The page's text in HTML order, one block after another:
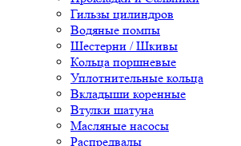
Гильзы цилиндров
Водяные помпы
Шестерни / Шкивы
Кольца поршневые
Уплотнительные кольца
Вкладыши коренные
Втулки шатуна
Масляные насосы
Распредвалы